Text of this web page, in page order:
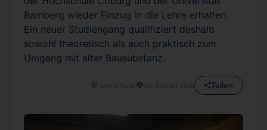
Bamberg wieder Einzug in die Lehre erhalten.
Ein neuer Studiengang qualifiziert deshalb
sowohl theoretisch als auch praktisch zum
Umgang mit alter Bausubstanz.
Janina Stadel 05. Februar 2026 Teilen